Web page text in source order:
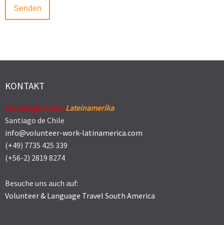
KONTAKT
FreiwilligenarbeitLateinamerika
Santiago de Chile
info@volunteer-work-latinamerica.com
(+49) 7735 425 339
(+56-2) 2819 8274
Besuche uns auch auf:
Volunteer & Language Travel South America